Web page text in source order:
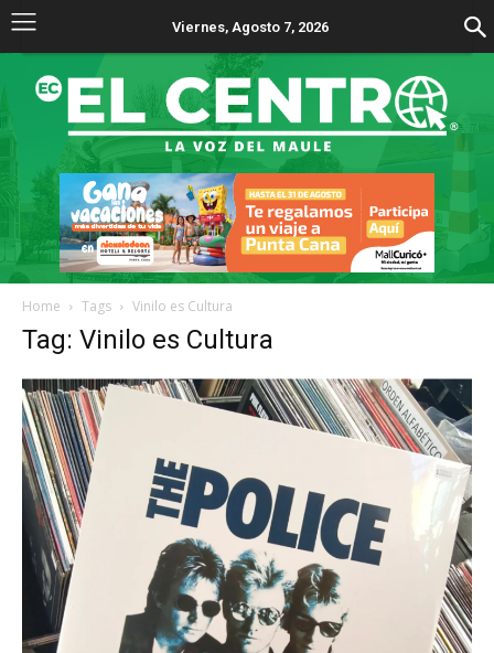
Viernes, Agosto 7, 2026
Home Tags Vinilo es Cultura
Tag: Vinilo es Cultura